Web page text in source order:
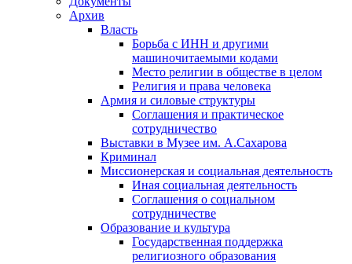
Архив
Власть
Борьба с ИНН и другими
машиночитаемыми кодами
Место религии в обществе в целом
Религия и права человека
Армия и силовые структуры
Соглашения и практическое
сотрудничество
Выставки в Музее им. А.Сахарова
Криминал
Миссионерская и социальная деятельность
Иная социальная деятельность
Соглашения о социальном
сотрудничестве
Образование и культура
Государственная поддержка
религиозного образования